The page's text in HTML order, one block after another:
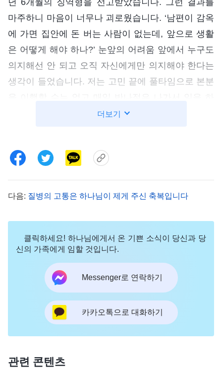
마주하니 마음이 너무나 괴로웠습니다. ‘남편이 감옥
에 가면 집안에 돈 버는 사람이 없는데, 앞으로 생활
은 어떻게 해야 하나?’ 눈앞의 어려움 앞에서 누구도
의지해선 안 되고 오직 자신에게만 의지해야 한다는
생각이 들었습니다. 저는 고민 끝에 풀타임으로 본분
고, 집에 이런 일이 생겼으니 하나님의 뜻을 찾고 공
과를 배워야 한다고 말해 주었습니다. 저는 하나님께
하나님의 말씀을 보았습니다. 『욥이 말한 “우리가
있었는지 그 이유를 명확하게 설명하고 있다. 그 안
에 구할 진리가 있다. 그의 입에서 나온 이 말에 불평
이 담겨 있느냐? 원망이 담겨 있느냐?(담겨 있지 않
이 말 속에 애매한 뜻이 있느냐? 부정적인
뜻이 있느냐? (없습니다.)분명히 없다. 욥은 마지막
까지 체험한 후에 창조주가 사람을 어떻게 대할 것인
운하게 들릴 수 있겠지만 사실이 그렇다. 사람 일생
더보기
다음: 질병의 고통은 하나님이 제게 주신 축복입니다
클릭하세요! 하나님에게서 온 기쁜 소식이 당신과 당
신의 가족에게 임할 것입니다.
Messenger로 연락하기
카카오톡으로 대화하기
관련 콘텐츠